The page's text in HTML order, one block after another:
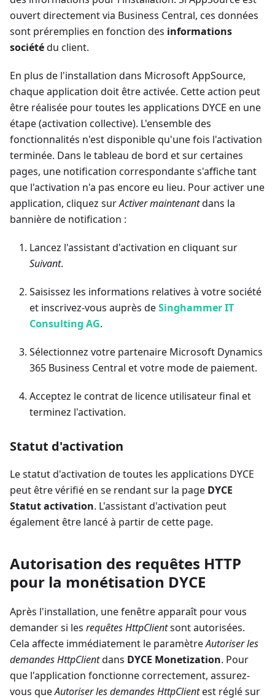
ouvert directement via Business Central, ces données
sont préremplies en fonction des informations
sociétédu client.
En plus de l'installation dans Microsoft AppSource,
chaque application doit être activée. Cette action peut
être réalisée pour toutes les applications DYCE en une
étape (activation collective). L'ensemble des
fonctionnalités n'est disponible qu'une fois l'activation
terminée. Dans le tableau de bord et sur certaines
pages, une notification correspondante s'affiche tant
que l'activation n'a pas encore eu lieu. Pour activer une
application, cliquez surActiver maintenantdans la
bannière de notification :
Lancez l'assistant d'activation en cliquant sur
Suivant.
Saisissez les informations relatives à votre société
et inscrivez-vous auprès deSinghammer IT
Consulting AG.
Sélectionnez votre partenaire Microsoft Dynamics
365 Business Central et votre mode de paiement.
Acceptez le contrat de licence utilisateur final et
terminez l'activation.
Statut d'activation
Le statut d'activation de toutes les applications DYCE
peut être vérifié en se rendant sur la page DYCE
Statut activation. L'assistant d'activation peut
également être lancé à partir de cette page.
Autorisation des requêtes HTTP
pour la monétisation DYCE
Après l'installation, une fenêtre apparaît pour vous
demander si les requêtes HttpClientsont autorisées.
Cela affecte immédiatement le paramètreAutoriser les
demandes HttpClientdans DYCE Monetization. Pour
que l'application fonctionne correctement, assurez-
vous queAutoriser les demandes HttpClientest réglé sur